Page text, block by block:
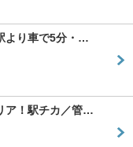
より車で5分・…
ア！駅チカ／管…